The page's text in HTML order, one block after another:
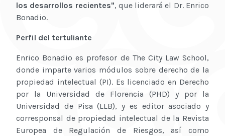
los desarrollos recientes", que liderará el Dr. Enrico
Bonadio.
Perfil del tertuliante
Enrico Bonadio es profesor de The City Law School,
donde imparte varios módulos sobre derecho de la
propiedad intelectual (PI). Es licenciado en Derecho
por la Universidad de Florencia (PHD) y por la
Universidad de Pisa (LLB), y es editor asociado y
corresponsal de propiedad intelectual de la Revista
Europea de Regulación de Riesgos, así como